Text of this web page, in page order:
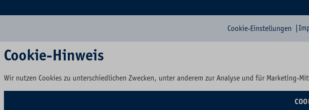
Cookie-Einstellungen
Cookie-Hinweis
Wir nutzen Cookies zu unterschiedlichen Zwecken, unter anderem zur Analyse und für Marketing-